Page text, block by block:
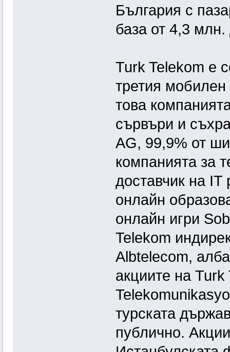
България с
база от 4,3
Turk Telekom е
третия
това
сървъри и
AG, 99,9% от
компанията за
доставчик на
онлайн
онлайн игри
Telekom
Albtelecom,
акциите на
турската
публично.